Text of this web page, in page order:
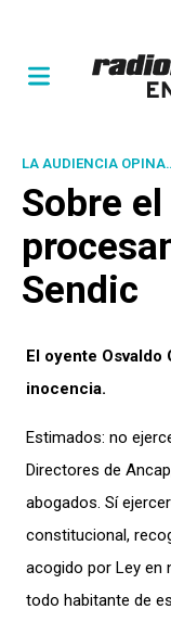
LA AUDIENCIA
Sobre
Sendic
El oyente
inocencia.
Estimados: no
Directores de
abogados. Sí
constitucional,
acogido por Ley en
todo habitante de